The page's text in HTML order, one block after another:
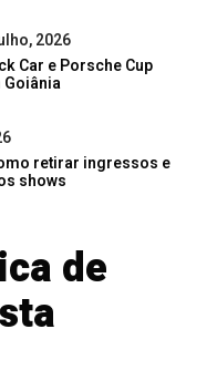
2026
Car e Porsche Cup
retirar ingressos e
shows
de